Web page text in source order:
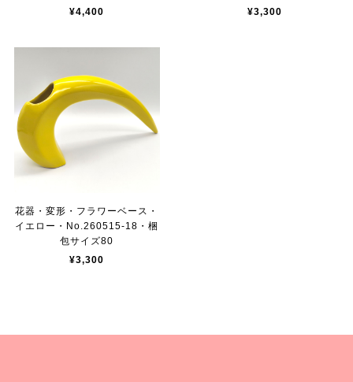
¥4,400
¥3,300
花器・変形・フラワーベース・
イエロー・No.260515-18・梱
包サイズ80
¥3,300